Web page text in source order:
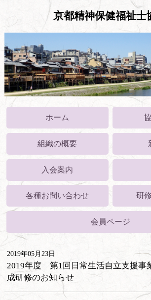
京都精神保健福祉士
ホーム
組織の概要
入会案内
各種お問い合わせ 研
会員ページ
2019年05月23日
2019年度 第1回日常生活自立支援
成研修のお知らせ